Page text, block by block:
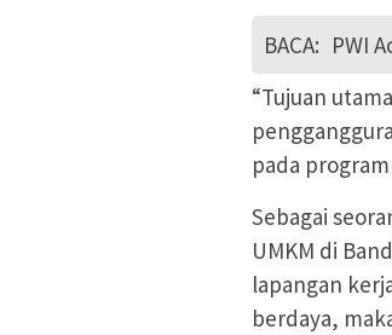
BACA: PWI
“Tujuan
pada
Sebagai
UMKM di
lapangan
berdaya,